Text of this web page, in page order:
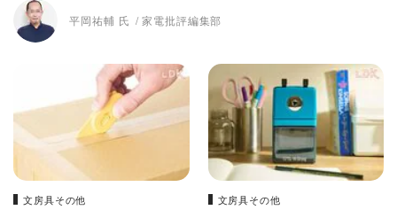
平岡祐輔 氏 家電批評編集部
文房具その他 文房具その他